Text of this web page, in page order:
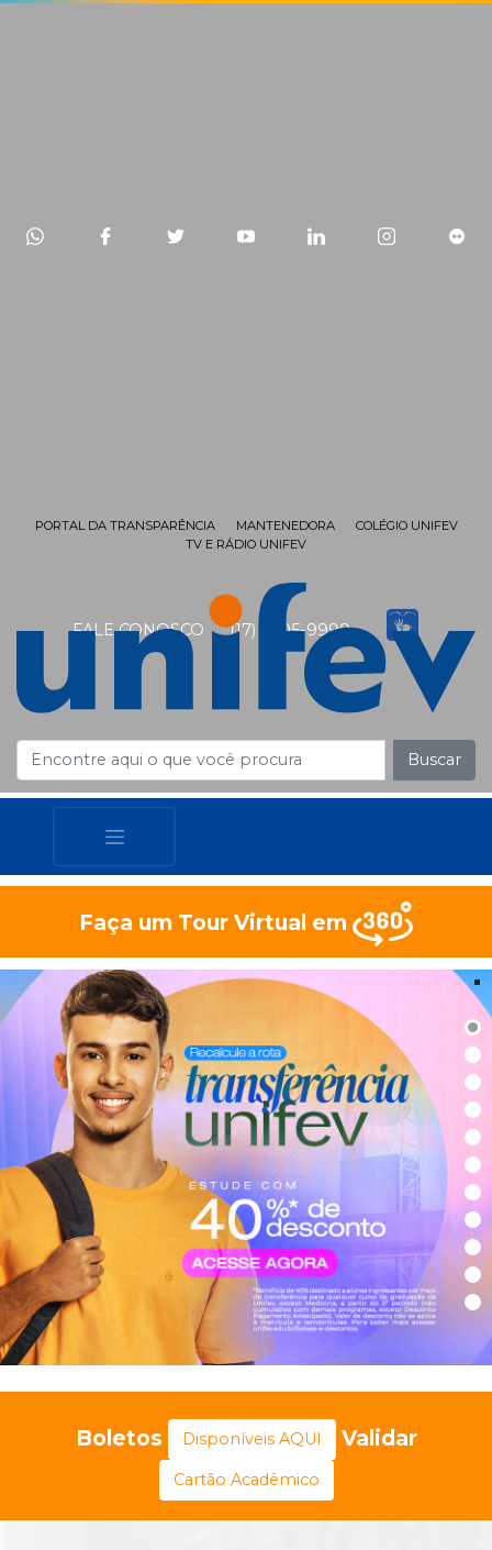
FALE CONOSCO (17) 3405-9999
PORTAL DA TRANSPARÊNCIA MANTENEDORA
COLÉGIO UNIFEV
TV E RÁDIO UNIFEV
Buscar
Faça um Tour Virtual em
Boletos Disponíveis AQUI Validar
Cartão Acadêmico